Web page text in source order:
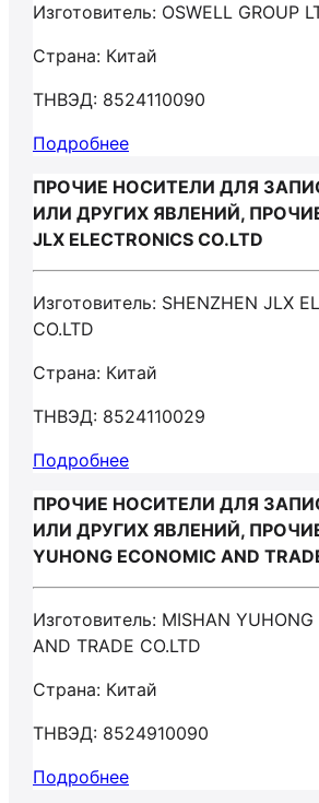
Изготовитель: OSWELL GROUP
Страна: Китай
ТНВЭД: 8524110090
Подробнее
ПРОЧИЕ НОСИТЕЛИ ДЛЯ
ИЛИ ДРУГИХ ЯВЛЕНИЙ, ПРОЧИЕ
JLX ELECTRONICS CO.LTD
Изготовитель: SHENZHEN JLX
CO.LTD
Страна: Китай
ТНВЭД: 8524110029
Подробнее
ПРОЧИЕ НОСИТЕЛИ ДЛЯ
ИЛИ ДРУГИХ ЯВЛЕНИЙ, ПРОЧИЕ
YUHONG ECONOMIC AND
Изготовитель: MISHAN YUHONG
AND TRADE CO.LTD
Страна: Китай
ТНВЭД: 8524910090
Подробнее